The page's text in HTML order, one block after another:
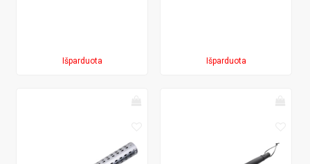
Išparduota Išparduota